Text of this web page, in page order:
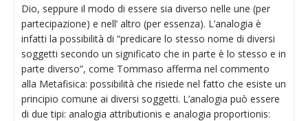
Dio, seppure il modo di essere sia diverso nelle une (per
partecipazione) e nell’ altro (per essenza). L’analogia è
infatti la possibilità di “predicare lo stesso nome di diversi
soggetti secondo un significato che in parte è lo stesso e in
parte diverso”, come Tommaso afferma nel commento
alla Metafisica: possibilità che risiede nel fatto che esiste un
principio comune ai diversi soggetti. L’analogia può essere
di due tipi: analogia attributionis e analogia proportionis: